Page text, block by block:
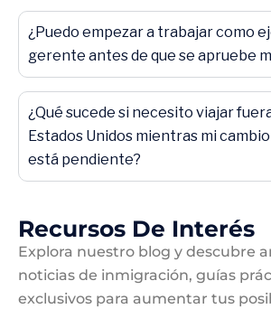
¿Puedo empezar a trabajar como
gerente antes de que se apruebe
¿Qué sucede si necesito viajar
Estados Unidos mientras mi
está pendiente?
Recursos De Interés
Explora nuestro blog y descubre
noticias de inmigración, guías
exclusivos para aumentar tus